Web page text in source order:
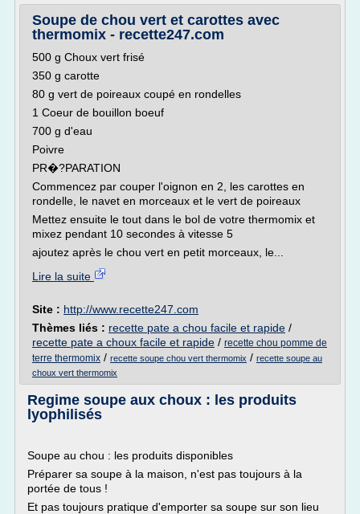
Soupe de chou vert et carottes avec
thermomix - recette247.com
500 g Choux vert frisé
350 g carotte
80 g vert de poireaux coupé en rondelles
1 Coeur de bouillon boeuf
700 g d'eau
Poivre
PR�?PARATION
Commencez par couper l'oignon en 2, les carottes en
rondelle, le navet en morceaux et le vert de poireaux
Mettez ensuite le tout dans le bol de votre thermomix et
mixez pendant 10 secondes à vitesse 5
ajoutez après le chou vert en petit morceaux, le...
Lire la suite
Site : http://www.recette247.com
Thèmes liés : recette pate a chou facile et rapide /
recette pate a choux facile et rapide / recette chou pomme de
terre thermomix / recette soupe chou vert thermomix / recette soupe au
choux vert thermomix
Regime soupe aux choux : les produits
lyophilisés
Soupe au chou : les produits disponibles
Préparer sa soupe à la maison, n'est pas toujours à la
portée de tous !
Et pas toujours pratique d'emporter sa soupe sur son lieu